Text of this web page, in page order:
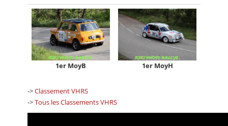
1er MoyB 1er MoyH
->Classement VHRS
->Tous les Classements VHRS